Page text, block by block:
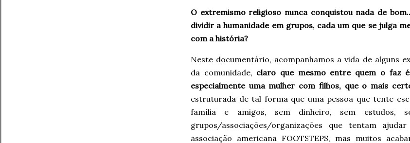
O extremismo religioso nunca conquistou nada de
dividir a humanidade em grupos, cada um que se julga
com a história?
Neste documentário, acompanhamos a vida de alguns
da comunidade, claro que mesmo entre quem o faz
especialmente uma mulher com filhos, que o mais
estruturada de tal forma que uma pessoa que tente
família e amigos, sem dinheiro, sem
grupos/associações/organizações que tentam
associação americana FOOTSTEPS, mas muitos